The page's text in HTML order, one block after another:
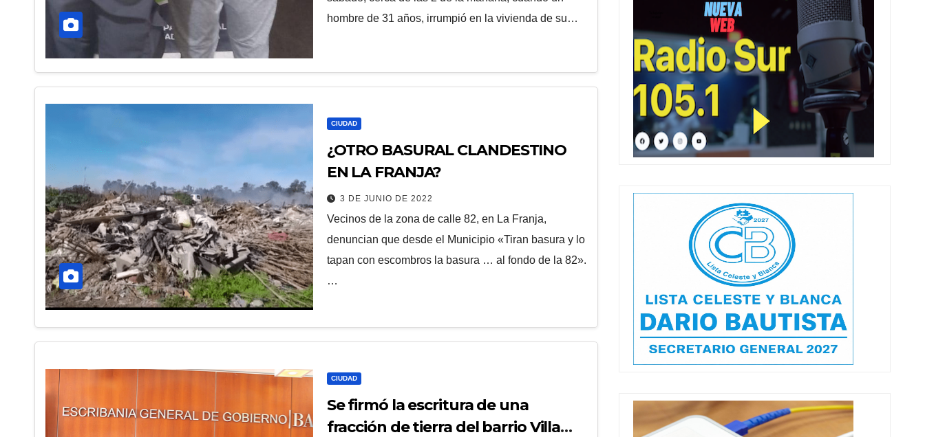
hombre de 31 años, irrumpió en la vivienda de su…
CIUDAD
¿OTRO BASURAL CLANDESTINO
EN LA FRANJA?
3 DE JUNIO DE 2022
Vecinos de la zona de calle 82, en La Franja,
denuncian que desde el Municipio «Tiran basura y lo
tapan con escombros la basura … al fondo de la 82».
…
CIUDAD
Se firmó la escritura de una
fracción de tierra del barrio Villa